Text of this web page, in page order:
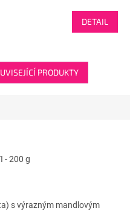
DETAIL
PRODUKTY
- 200 g
s výrazným mandlovým